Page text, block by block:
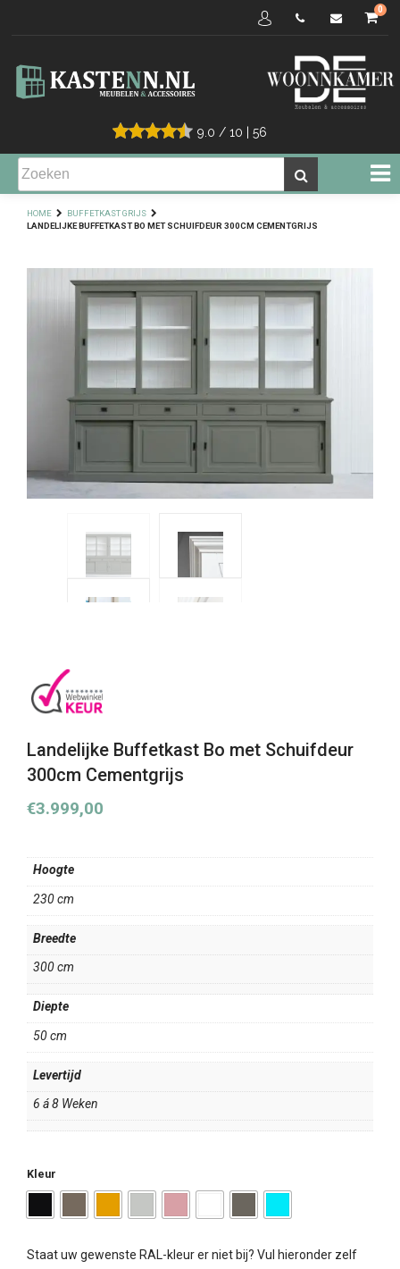
9.0 / 10 56
0
HOME
BUFFETKAST GRIJS
LANDELIJKE BUFFETKAST BO MET SCHUIFDEUR 300CM CEMENTGRIJS
Landelijke Buffetkast Bo met Schuifdeur
300cm Cementgrijs
€3.999,00
Hoogte
230 cm
Breedte
300 cm
Diepte
50 cm
Levertijd
6 á 8 Weken
Kleur
Staat uw gewenste RAL-kleur er niet bij? Vul hieronder zelf